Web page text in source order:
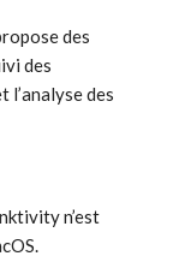
des
des
l’analyse des
n’est